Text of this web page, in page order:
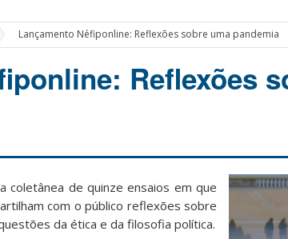
Lançamento Néfiponline: Reflexões sobre uma pandemia
Reflexões
coletânea de quinze ensaios em que
com o público reflexões sobre
da ética e da filosofia política.